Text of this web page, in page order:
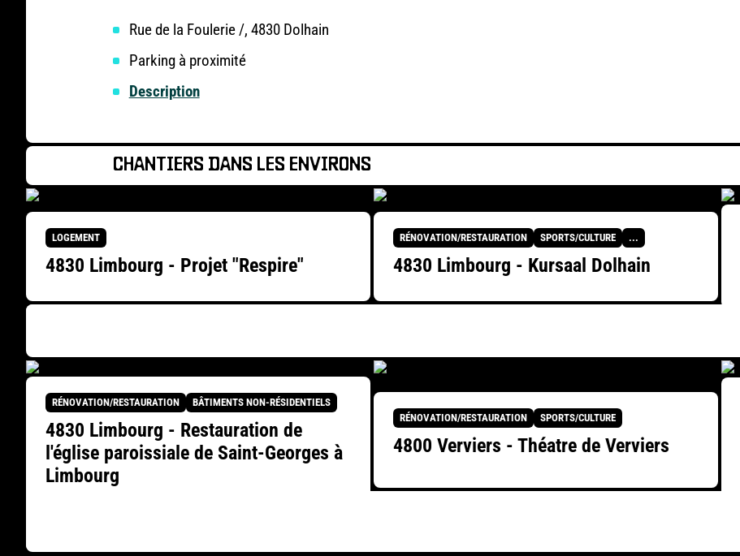
Rue de la Foulerie /, 4830 Dolhain
Parking à proximité
Description
CHANTIERS DANS LES ENVIRONS
LOGEMENT
4830 Limbourg - Projet "Respire"
RÉNOVATION/RESTAURATION SPORTS/CULTURE ...
4830 Limbourg - Kursaal Dolhain
RÉNOVATION/RESTAURATION BÂTIMENTS NON-RÉSIDENTIELS
4830 Limbourg - Restauration de
l'église paroissiale de Saint-Georges à
Limbourg
RÉNOVATION/RESTAURATION SPORTS/CULTURE
4800 Verviers - Théatre de Verviers